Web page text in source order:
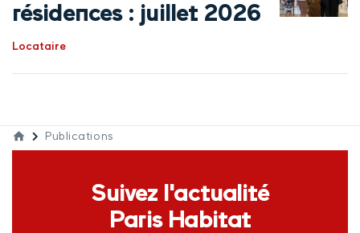
résidences : juillet 2026
Locataire
Publications
Suivez l'actualité
Paris Habitat